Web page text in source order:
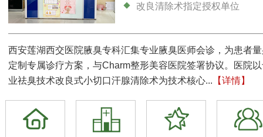
改良清除术指定授权单位
西安莲湖西交医院腋臭专科汇集专业腋臭医师会诊，为患者
定制专属诊疗方案，与Charm整形美容医院签署协议。医院
业祛臭技术改良式小切口汗腺清除术为技术核心... 【详情】